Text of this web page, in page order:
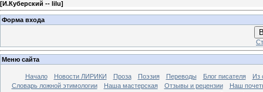
[И.Куберский -- lilu]
Форма входа
Меню сайта
Начало Новости ЛИРИКИ Проза Поэзия Переводы Блог писателя
Из
Словарь ложной этимологии
Наша мастерская Отзывы и рецензии
Наш